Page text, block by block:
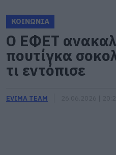
ΚΟΙΝΩΝΙΑ
Ο ΕΦΕΤ
πουτίγκα
τι εντόπισε
EVIMA TEAM